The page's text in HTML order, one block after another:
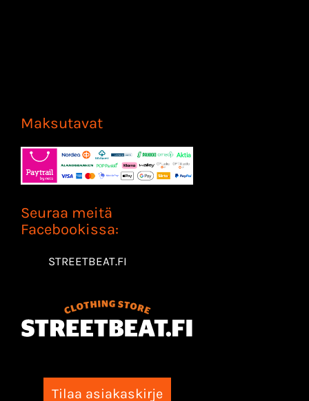
Maksutavat
Seuraa meitä
Facebookissa:
STREETBEAT.FI